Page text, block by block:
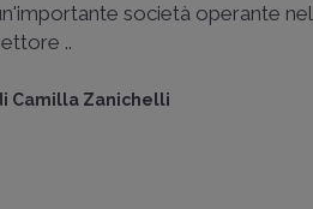
società operante nel
..
Camilla Zanichelli